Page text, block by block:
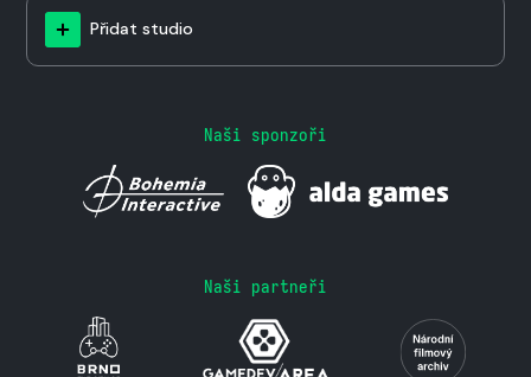
Přidat studio
Naši sponzoři
Naši partneři